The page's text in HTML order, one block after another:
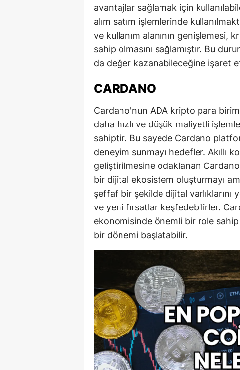
avantajlar sağlamak için
alım satım işlemlerinde
ve kullanım alanının genişlemesi,
sahip olmasını sağlamıştır. Bu
da değer kazanabileceğine işaret
CARDANO
Cardano'nun ADA kripto para
daha hızlı ve düşük maliyetli
sahiptir. Bu sayede Cardano
deneyim sunmayı hedefler. Akıllı
geliştirilmesine odaklanan
bir dijital ekosistem oluşturmayı
şeffaf bir şekilde dijital
ve yeni fırsatlar keşfedebilirler.
ekonomisinde önemli bir role
bir dönemi başlatabilir.